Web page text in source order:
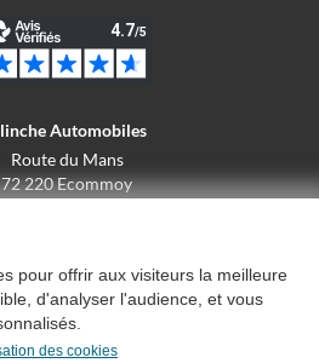
Automobiles
Route du Mans
72 220 Ecommoy
générales de vente
pour offrir aux visiteurs la meilleure
d'analyser l'audience, et vous
des cookies